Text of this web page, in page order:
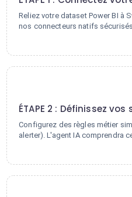
Reliez votre dataset Power BI à
nos connecteurs natifs
ÉTAPE 2 : Définissez
Configurez des règles métier
alerter). L'agent IA comprendra